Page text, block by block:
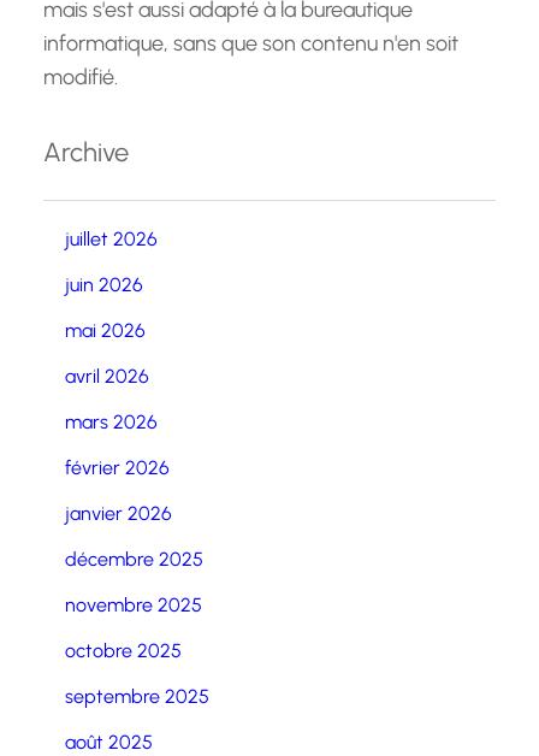
mais s'est aussi adapté à la bureautique
informatique, sans que son contenu n'en soit
modifié.
Archive
juillet 2026
juin 2026
mai 2026
avril 2026
mars 2026
février 2026
janvier 2026
décembre 2025
novembre 2025
octobre 2025
septembre 2025
août 2025